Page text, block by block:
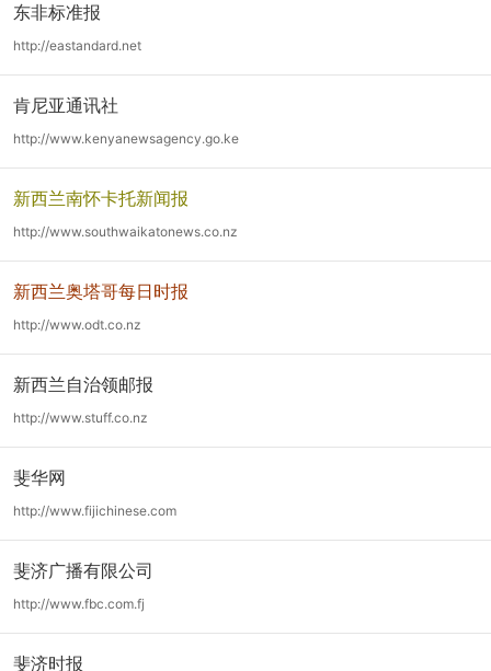
东非标准报
http://eastandard.net
肯尼亚通讯社
http://www.kenyanewsagency.go.ke
新西兰南怀卡托新闻报
http://www.southwaikatonews.co.nz
新西兰奥塔哥每日时报
http://www.odt.co.nz
新西兰自治领邮报
http://www.stuff.co.nz
斐华网
http://www.fijichinese.com
斐济广播有限公司
http://www.fbc.com.fj
斐济时报